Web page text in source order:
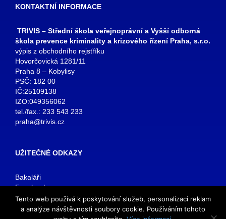
KONTAKTNÍ INFORMACE
TRIVIS – Střední škola veřejnoprávní a Vyšší odborná
škola prevence kriminality a krizového řízení Praha, s.r.o.
výpis z obchodního rejstříku
Hovorčovická 1281/11
Praha 8 – Kobylisy
PSČ: 182 00
IČ:25109138
IZO:049356062
tel./fax.: 233 543 233
praha@trivis.cz
UŽITEČNÉ ODKAZY
Bakaláři
Facebook
VOŠ Praha
E-mail zaměstnanci
E-mail studenti
Tento web používá k poskytování služeb, personalizaci reklam
a analýze návštěvnosti soubory cookie. Používáním tohoto